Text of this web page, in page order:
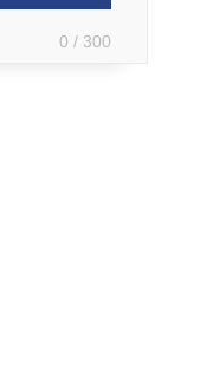
0 / 300